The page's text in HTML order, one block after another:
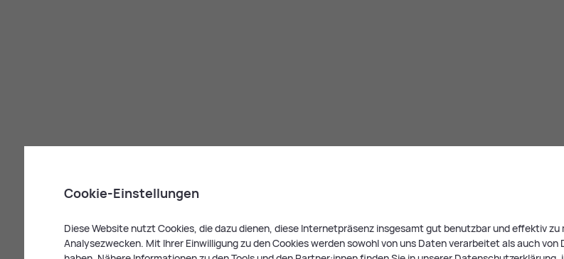
Cookie-Einstellungen
Diese Website nutzt Cookies, die dazu dienen, diese Internetpräsenz insgesamt gut benutzbar und effektiv
Analysezwecken. Mit Ihrer Einwilligung zu den Cookies werden sowohl von uns Daten verarbeitet als auch